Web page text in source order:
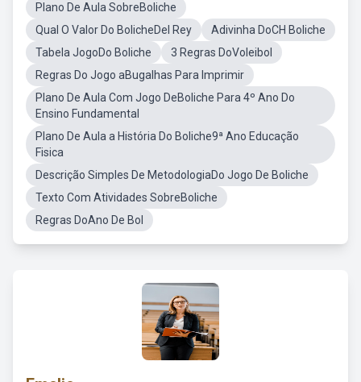
Plano De Aula SobreBoliche
Qual O Valor Do BolicheDel Rey
Adivinha DoCH Boliche
Tabela JogoDo Boliche
3 Regras DoVoleibol
Regras Do Jogo aBugalhas Para Imprimir
Plano De Aula Com Jogo DeBoliche Para 4º Ano Do
Ensino Fundamental
Plano De Aula a História Do Boliche9ª Ano Educação
Fisica
Descrição Simples De MetodologiaDo Jogo De Boliche
Texto Com Atividades SobreBoliche
Regras DoAno De Bol